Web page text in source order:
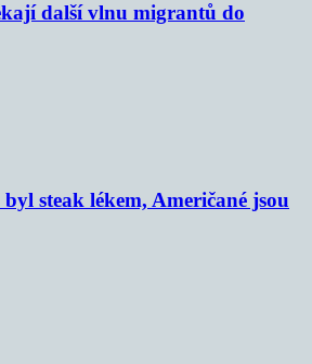
další vlnu migrantů do
steak lékem, Američané jsou